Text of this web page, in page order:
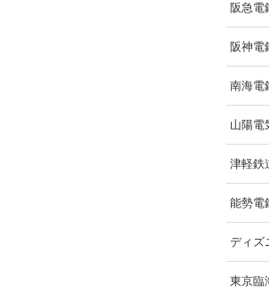
阪急電
阪神電
南海電
山陽電
津軽鉄
能勢電
ディズ
東京臨